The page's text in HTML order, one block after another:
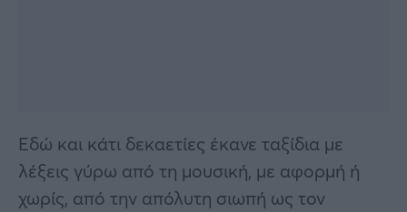
Εδώ και κάτι δεκαετίες έκανε ταξίδια με
λέξεις γύρω από τη μουσική, με αφορμή ή
χωρίς, από την απόλυτη σιωπή ως τον